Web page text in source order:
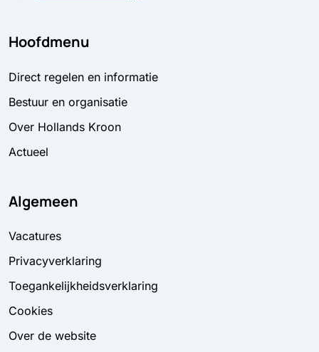
Hoofdmenu
Direct regelen en informatie
Bestuur en organisatie
Over Hollands Kroon
Actueel
Algemeen
Vacatures
Privacyverklaring
Toegankelijkheidsverklaring
Cookies
Over de website